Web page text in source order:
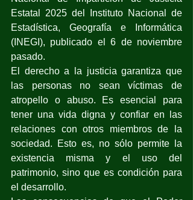
Estatal 2025 del Instituto Nacional de
Estadística, Geografía e Informática
(INEGI), publicado el 6 de noviembre
pasado.
El derecho a la justicia garantiza que
las personas no sean víctimas de
atropello o abuso. Es esencial para
tener una vida digna y confiar en las
relaciones con otros miembros de la
sociedad. Esto es, no sólo permite la
existencia misma y el uso del
patrimonio, sino que es condición para
el desarrollo.